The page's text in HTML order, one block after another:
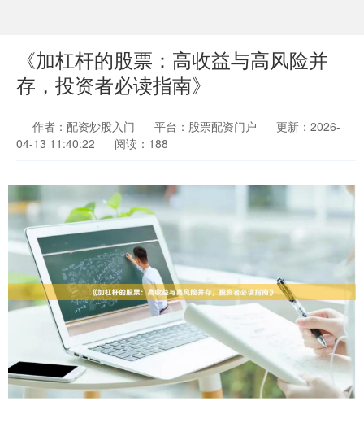
《加杠杆的股票：高收益与高风险并
存，投资者必读指南》
作者：配资炒股入门 平台：股票配资门户
更新：2026-
04-13 11:40:22
阅读：188